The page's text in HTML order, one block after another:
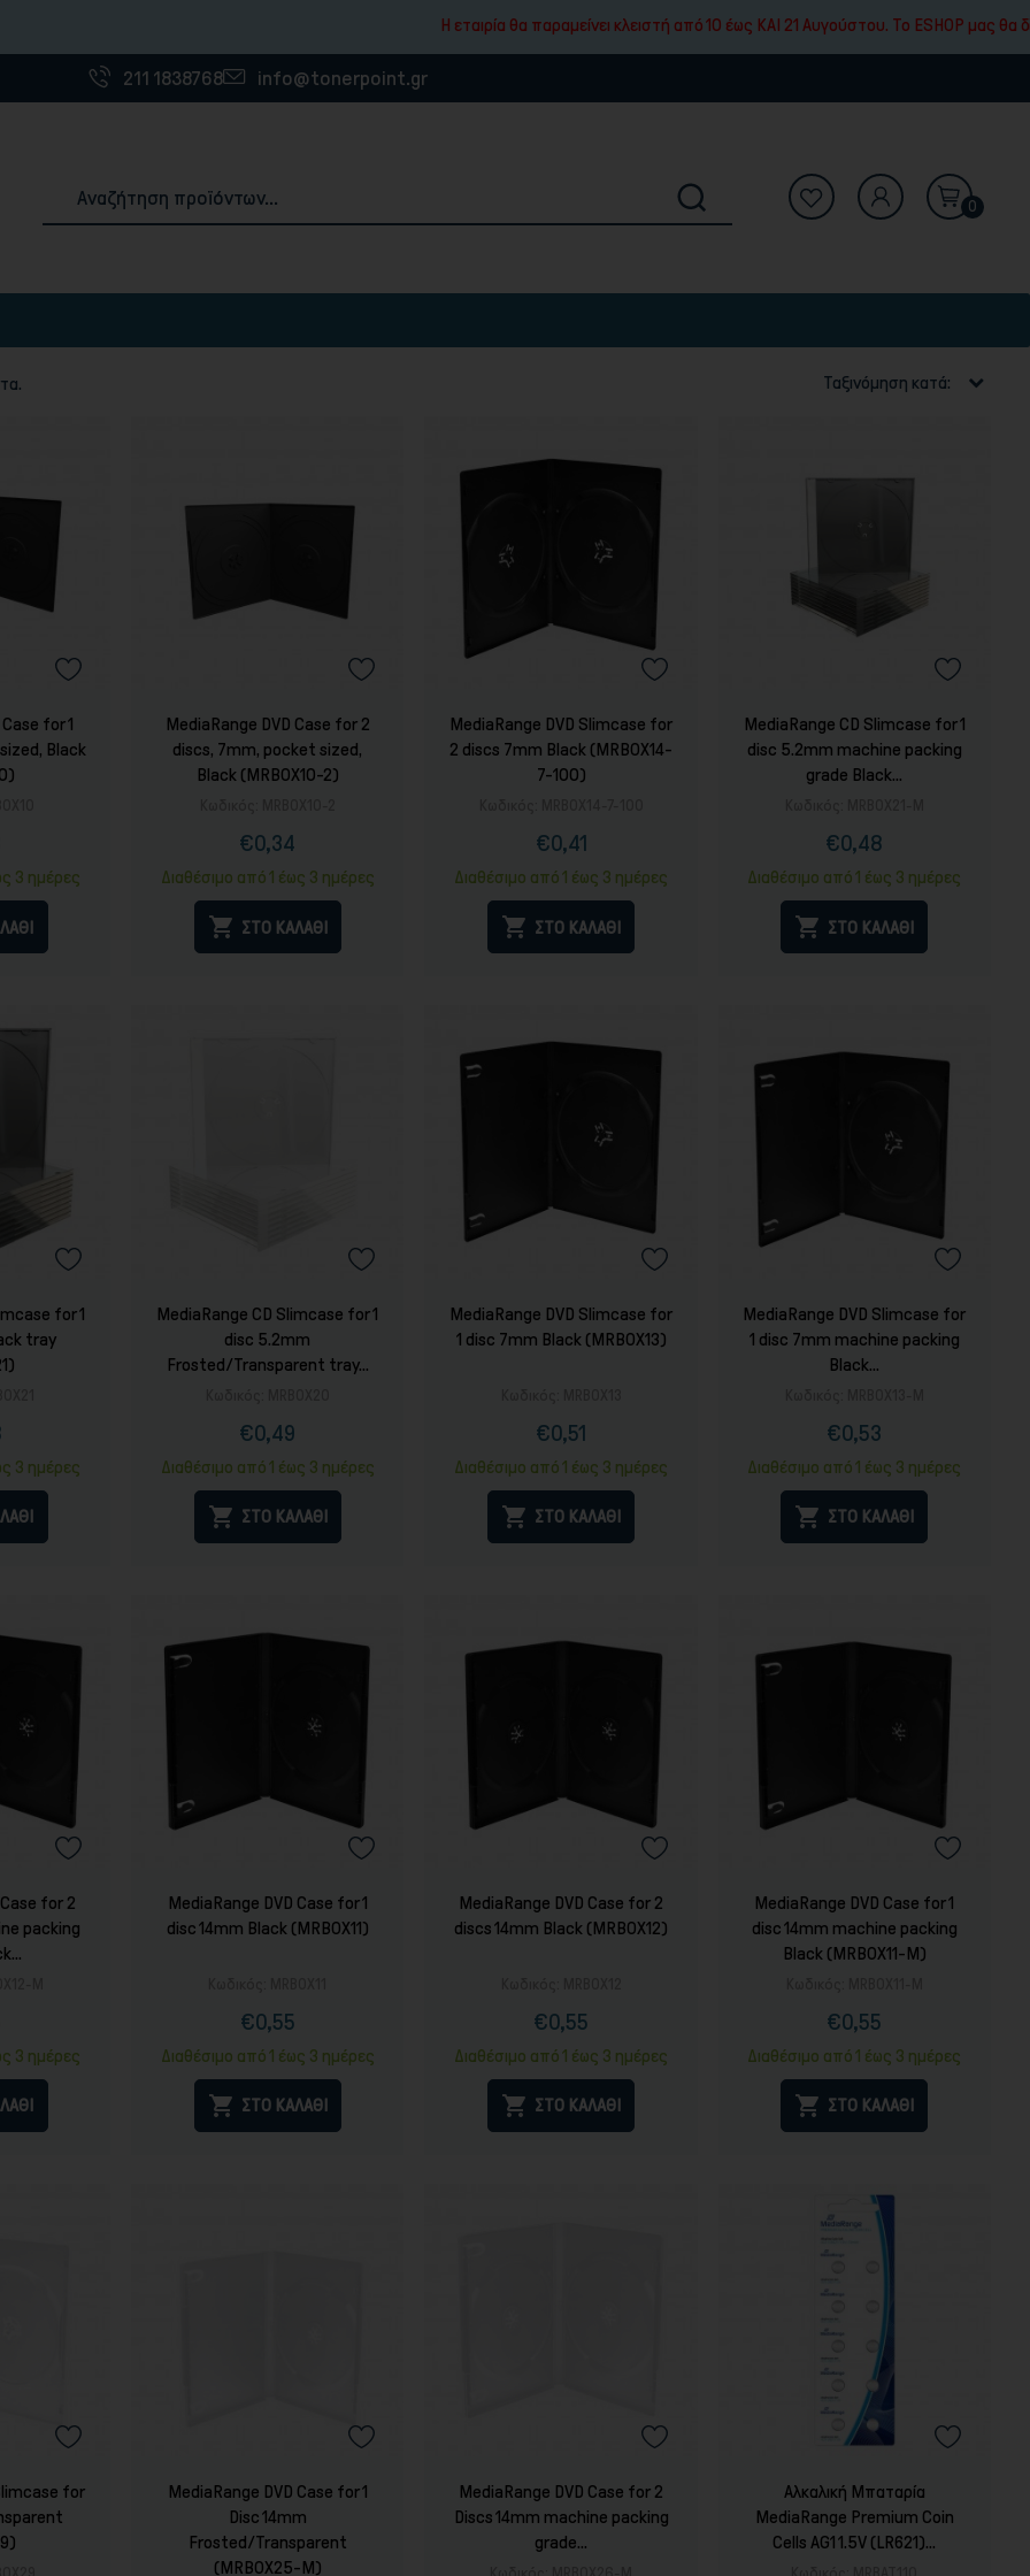
Η εταιρία θα παραμείνει κλειστή από 10 έως ΚΑΙ 21 Αυγούστου. To ESHOP μας θα δέχεται
211 1838768 info@tonerpoint.gr
0
Ταξινόμηση κατά:
for 1
Black
3 ημέρες
MediaRange DVD Case for 2
discs, 7mm, pocket sized,
Black (MRBOX10-2)
Τιμή
€0,34Κανονική
τιμή
Διαθέσιμο από 1 έως 3 ημέρες
 ΣΤΟ ΚΑΛΑΘΙ
MediaRange DVD Slimcase for
2 discs 7mm Black (MRBOX14-
7-100)
Τιμή
€0,41Κανονική
τιμή
Διαθέσιμο από 1 έως 3 ημέρες
 ΣΤΟ ΚΑΛΑΘΙ
MediaRange CD Slimcase for 1
disc 5.2mm machine packing
grade Black...
Τιμή
€0,48Κανονική
τιμή
Διαθέσιμο από 1 έως 3 ημέρες
 ΣΤΟ ΚΑΛΑΘΙ
for 1
tray
3 ημέρες
MediaRange CD Slimcase for 1
disc 5.2mm
Frosted/Transparent tray...
Τιμή
€0,49Κανονική
τιμή
Διαθέσιμο από 1 έως 3 ημέρες
 ΣΤΟ ΚΑΛΑΘΙ
MediaRange DVD Slimcase for
1 disc 7mm Black (MRBOX13)
Τιμή
€0,51Κανονική
τιμή
Διαθέσιμο από 1 έως 3 ημέρες
 ΣΤΟ ΚΑΛΑΘΙ
MediaRange DVD Slimcase for
1 disc 7mm machine packing
Black...
Τιμή
€0,53Κανονική
τιμή
Διαθέσιμο από 1 έως 3 ημέρες
 ΣΤΟ ΚΑΛΑΘΙ
for 2
packing
3 ημέρες
MediaRange DVD Case for 1
disc 14mm Black (MRBOX11)
Τιμή
€0,55Κανονική
τιμή
Διαθέσιμο από 1 έως 3 ημέρες
 ΣΤΟ ΚΑΛΑΘΙ
MediaRange DVD Case for 2
discs 14mm Black (MRBOX12)
Τιμή
€0,55Κανονική
τιμή
Διαθέσιμο από 1 έως 3 ημέρες
 ΣΤΟ ΚΑΛΑΘΙ
MediaRange DVD Case for 1
disc 14mm machine packing
Black (MRBOX11-M)
Τιμή
€0,55Κανονική
τιμή
Διαθέσιμο από 1 έως 3 ημέρες
 ΣΤΟ ΚΑΛΑΘΙ
for
MediaRange DVD Case for 1
Disc 14mm
Frosted/Transparent
(MRBOX25-M)
MediaRange DVD Case for 2
Discs 14mm machine packing
grade...
Αλκαλική Μπαταρία
MediaRange Premium Coin
Cells AG1 1.5V (LR621)...